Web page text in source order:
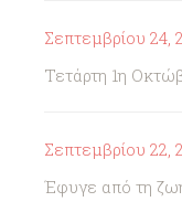
Σεπτεμβρίου 24,
Τετάρτη 1η
Σεπτεμβρίου 22,
Έφυγε από τη